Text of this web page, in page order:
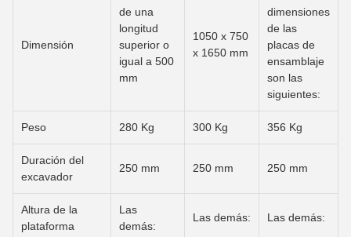
Dimensión
de una
longitud
superior o
igual a 500
mm
1050 x 750
x 1650 mm
dimensiones
de las
placas de
ensamblaje
son las
siguientes:
Peso 280 Kg 300 Kg 356 Kg
Duración del
excavador
250 mm 250 mm 250 mm
Altura de la
plataforma
Las
demás:
Las demás: Las demás: